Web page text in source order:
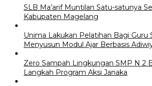
SLB Ma’arif Muntilan Satu-satunya
Kabupaten Magelang
Unima Lakukan Pelatihan Bagi Guru
Menyusun Modul Ajar Berbasis
Zero Sampah Lingkungan SMP N 2
Langkah Program Aksi Janaka